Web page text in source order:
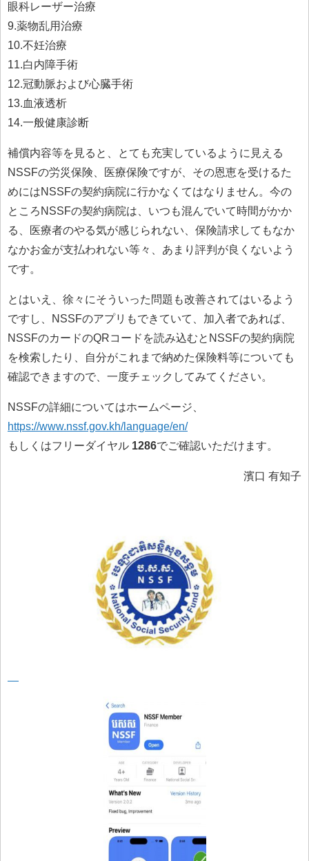
眼科レーザー治療
9.薬物乱用治療
10.不妊治療
11.白内障手術
12.冠動脈および心臓手術
13.血液透析
14.一般健康診断
補償内容等を見ると、とても充実しているように見える
NSSFの労災保険、医療保険ですが、その恩恵を受けるた
めにはNSSFの契約病院に行かなくてはなりません。今の
ところNSSFの契約病院は、いつも混んでいて時間がかか
る、医療者のやる気が感じられない、保険請求してもなか
なかお金が支払われない等々、あまり評判が良くないよう
です。
とはいえ、徐々にそういった問題も改善されてはいるよう
ですし、NSSFのアプリもできていて、加入者であれば、
NSSFのカードのQRコードを読み込むとNSSFの契約病院
を検索したり、自分がこれまで納めた保険料等についても
確認できますので、一度チェックしてみてください。
NSSFの詳細についてはホームページ、
https://www.nssf.gov.kh/language/en/
もしくはフリーダイヤル 1286でご確認いただけます。
濱口 有知子